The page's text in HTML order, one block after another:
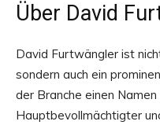
Über David
David Furtwängler ist
sondern auch ein
der Branche einen
Hauptbevollmächtigter